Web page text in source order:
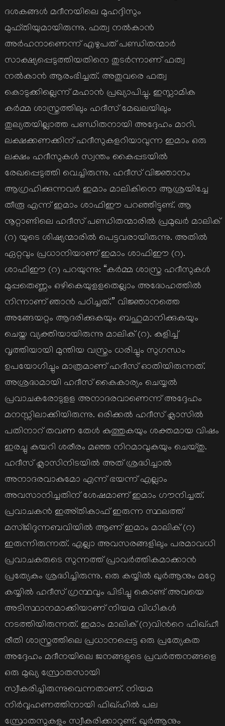
ദശകങ്ങള്‍ മദീനയിലെ മുഹദ്ദിസും
മുഫ്തിയുമായിരുന്നു. ഫത്വ നല്‍കാന്‍
അര്‍ഹനാണെന്ന് എഴുപത് പണ്ഡിതന്മാര്‍
സാക്ഷ്യപ്പെടുത്തിയതിനെ തുടര്‍ന്നാണ് ഫത്വ
നല്‍കാന്‍ ആരംഭിച്ചത്. അതുവരെ ഫത്വ
കൊടുക്കില്ലെന്ന് മഹാന്‍ പ്രഖ്യാപിച്ചു. ഇസ്ലാമിക
കര്‍മ്മ ശാസ്ത്രത്തിലും ഹദീസ് മേഖലയിലും
തുല്യതയില്ലാത്ത പണ്ഡിതനായി അദ്ദേഹം മാറി.
ലക്ഷക്കണക്കിന് ഹദീസുകളറിയാവുന്ന ഇമാം ഒരു
ലക്ഷം ഹദീസുകള്‍ സ്വന്തം കൈപ്പടയില്‍
രേഖപ്പെടുത്തി വെച്ചിരുന്നു. ഹദീസ് വിജ്ഞാനം
ആഗ്രഹിക്കുന്നവര്‍ ഇമാം മാലികിനെ ആശ്രയിച്ചേ
തീരൂ എന്ന് ഇമാം ശാഫിഈ പറഞ്ഞിട്ടുണ്ട്. ആ
നൂറ്റാണ്ടിലെ ഹദീസ് പണ്ഡിതന്മാരില്‍ പ്രമുഖര്‍ മാലിക്
(റ) യുടെ ശിഷ്യന്മാരില്‍ പെട്ടവരായിരുന്നു. അതില്‍
ഏറ്റവും പ്രധാനിയാണ് ഇമാം ശാഫിഈ (റ).
ശാഫിഈ (റ) പറയുന്നു: “കര്‍മ്മ ശാസ്ത്ര ഹദീസുകള്‍
മുപ്പതെണ്ണം ഒഴികെയുളളതെല്ലാം അദ്ധേഹത്തില്‍
നിന്നാണ് ഞാന്‍ പഠിച്ചത്.” വിജ്ഞാനത്തെ
അങ്ങേയറ്റം ആദരിക്കുകയും ബഹുമാനിക്കുകയും
ചെയ്ത വ്യക്തിയായിരുന്നു മാലിക് (റ). കുളിച്ച്
വൃത്തിയായി മുന്തിയ വസ്ത്രം ധരിച്ചും സുഗന്ധം
ഉപയോഗിച്ചും മാത്രമാണ് ഹദീസ് ഓതിയിരുന്നത്.
അശ്രദ്ധമായി ഹദീസ് കൈകാര്യം ചെയ്യല്‍
പ്രവാചകരോടുളള അനാദരവാണെന്ന് അദ്ദേഹം
മനസ്സിലാക്കിയിരുന്നു. ഒരിക്കല്‍ ഹദീസ് ക്ലാസില്‍
പതിനാറ് തവണ തേള്‍ കുത്തുകയും ശക്തമായ വിഷം
ഇരച്ചു കയറി ശരീരം മഞ്ഞ നിറമാവുകയും ചെയ്തു.
ഹദീസ് ക്ലാസിനിടയില്‍ അത് ശ്രദ്ധിച്ചാല്‍
അനാദരവാകുമോ എന്ന് ഭയന്ന് എല്ലാം
അവസാനിച്ചതിന് ശേഷമാണ് ഇമാം ഗൗനിച്ചത്.
പ്രവാചകന്‍ ഇഅ്തികാഫ് ഇരുന്ന സ്ഥലത്ത്
മസ്ജിദുന്നബവിയില്‍ ആണ് ഇമാം മാലിക് (റ)
ഇരുന്നിരുന്നത്. എല്ലാ അവസരങ്ങളിലും പരമാവധി
പ്രവാചകരുടെ സുന്നത്ത് പ്രാവര്‍ത്തികമാക്കാന്‍
പ്രത്യേകം ശ്രദ്ധിച്ചിരുന്നു. ഒരു കയ്യില്‍ ഖുര്‍ആനും മറ്റേ
കയ്യില്‍ ഹദീസ് ഗ്രന്ഥവും പിടിച്ചു കൊണ്ട് അവയെ
അടിസ്ഥാനമാക്കിയാണ് നിയമ വിധികള്‍
നടത്തിയിരുന്നത്. ഇമാം മാലിക് (റ)വിന്‍റെ ഫിഖ്ഹീ
രീതി ശാസ്ത്രത്തിലെ പ്രധാനപ്പെട്ട ഒരു പ്രത്യേകത
അദ്ദേഹം മദീനയിലെ ജനങ്ങളുടെ പ്രവര്‍ത്തനങ്ങളെ
ഒരു മുഖ്യ സ്രോതസായി
സ്വീകരിച്ചിരുന്നുവെന്നതാണ്. നിയമ
നിര്‍വ്വഹണത്തിനായി ഫിഖ്ഹില്‍ പല
സ്രോതസുകളും സ്വീകരിക്കാറുണ്ട്. ഖുര്‍ആനും